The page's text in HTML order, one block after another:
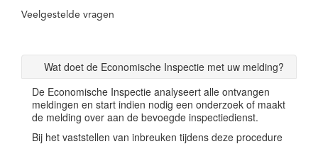
Veelgestelde vragen
Wat doet de Economische Inspectie met uw melding?
De Economische Inspectie analyseert alle ontvangen
meldingen en start indien nodig een onderzoek of maakt
de melding over aan de bevoegde inspectiedienst.
Bij het vaststellen van inbreuken tijdens deze procedure